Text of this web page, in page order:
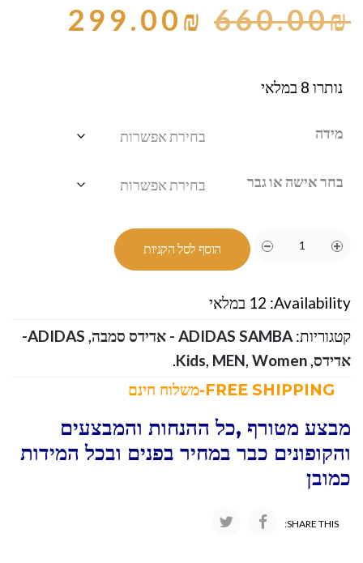
660.00₪
299.00₪
נותרו 8 במלאי
מידה
בחר אישה או גבר
הוסף לסל הקניות
Availability: 12 במלאי
קטגוריות: ADIDAS SAMBA - אדידס סמבה ,
ADIDAS-
אדידס,
Kids, MEN, Women
.
מבצע מטורף ,כל ההנחות והמבצעים
והקופונים כבר במחיר בפנים ובכל המידות
כמובן
SHARE THIS: